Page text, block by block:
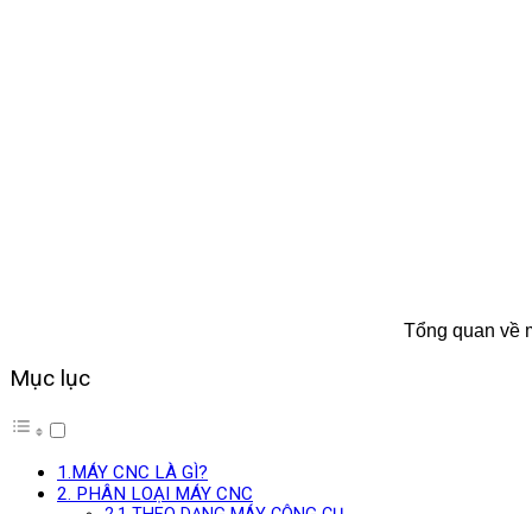
Tổng quan về máy
Mục lục
1.MÁY CNC LÀ GÌ?
2. PHÂN LOẠI MÁY CNC